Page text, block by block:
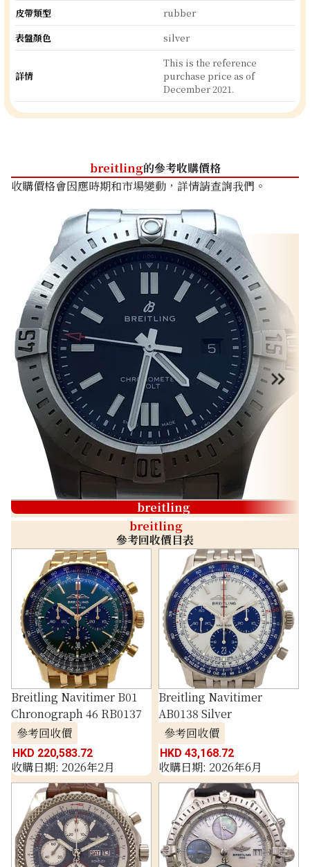
皮帶類型
rubber
表盤顏色
silver
詳情
This is the reference
purchase price as of
December 2021.
breitling的參考收購價格
收購價格會因應時期和市場變動，詳情請查詢我們。
breitling
breitling
參考回收價目表
Breitling Navitimer B01
Chronograph 46 RB0137
參考回收價
HKD 220,583.72
收購日期: 2026年2月
Breitling Navitimer
AB0138 Silver
參考回收價
HKD 43,168.72
收購日期: 2026年6月